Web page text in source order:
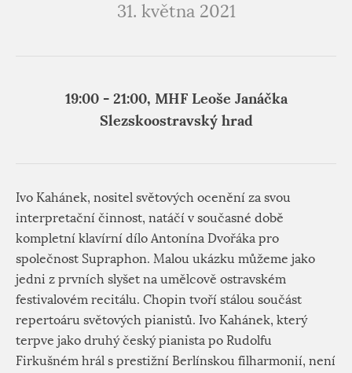
31. května 2021
19:00 - 21:00, MHF Leoše Janáčka
Slezskoostravský hrad
Ivo Kahánek, nositel světových ocenění za svou
interpretační činnost, natáčí v současné době
kompletní klavírní dílo Antonína Dvořáka pro
společnost Supraphon. Malou ukázku můžeme jako
jedni z prvních slyšet na umělcově ostravském
festivalovém recitálu. Chopin tvoří stálou součást
repertoáru světových pianistů. Ivo Kahánek, který
terpve jako druhý český pianista po Rudolfu
Firkušném hrál s prestižní Berlínskou filharmonií, není